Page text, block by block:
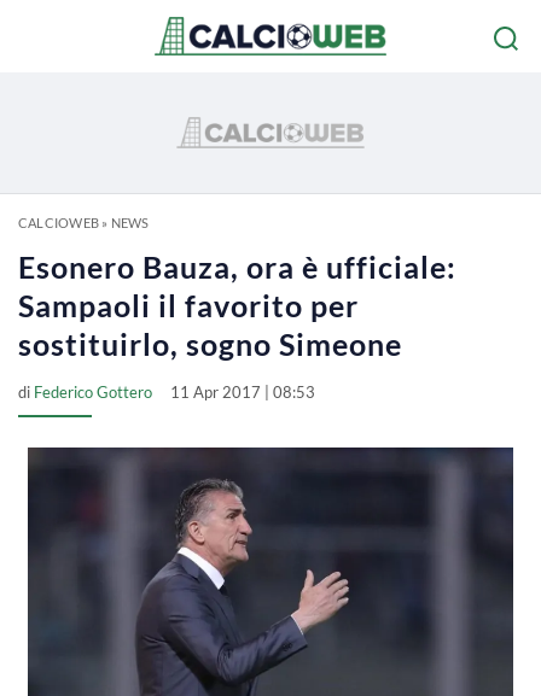
CALCIOWEB» NEWS
Esonero Bauza, ora è ufficiale:
Sampaoli il favorito per
sostituirlo, sogno Simeone
di Federico Gottero 11 Apr 2017 | 08:53